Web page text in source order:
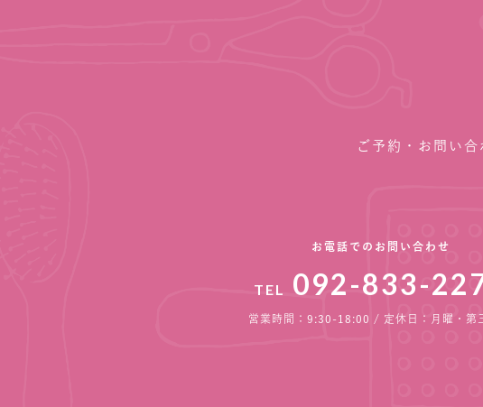
ご予約・お問い
お電話でのお問い合わせ
TEL 092-833-
営業時間：9:30-18:00 / 定休日：月曜・第